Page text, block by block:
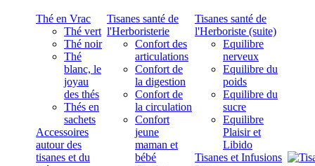
Thé en Vrac
Thé vert
Thé noir
Thé
blanc, le
joyau
des thés
Thés en
sachets
Accessoires
autour des
tisanes et du
Tisanes santé de
l'Herboristerie
Confort des
articulations
Confort de
la digestion
Confort de
la circulation
Confort
jeune
maman et
bébé
Tisanes santé de
l'Herboriste (suite)
Equilibre
nerveux
Equilibre du
poids
Equilibre du
sucre
Equilibre
Plaisir et
Libido
Tisanes et Infusions